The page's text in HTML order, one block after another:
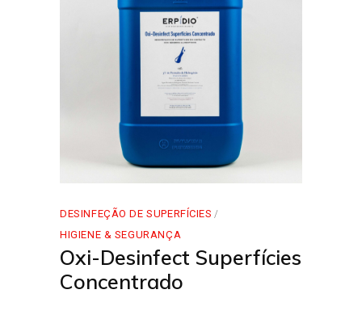
DESINFEÇÃO DE SUPERFÍCIES
HIGIENE & SEGURANÇA
Oxi-Desinfect Superfícies
Concentrado